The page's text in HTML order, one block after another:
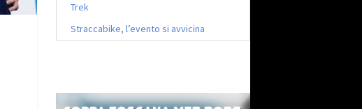
Trek
Straccabike, l’evento si avvicina